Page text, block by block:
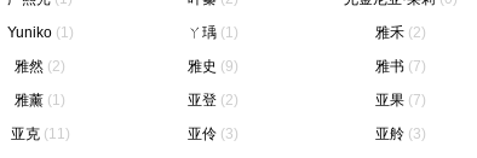
Yuniko (1) ㄚ瑀 (1) 雅禾 (2)
雅然 (2) 雅史 (9) 雅书 (7)
雅薰 (1) 亚登 (2) 亚果 (7)
亚克 (11) 亚伶 (3) 亚舲 (3)